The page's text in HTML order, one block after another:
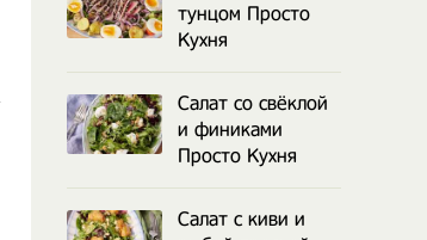
тунцом Просто
Кухня
Салат со свёклой
и финиками
Просто Кухня
Салат с киви и